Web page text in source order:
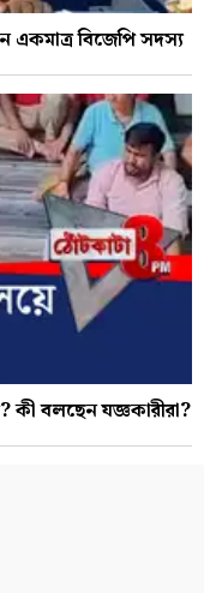
বিজেপি সদস্য
কী বলছেন যজ্ঞকারীরা?